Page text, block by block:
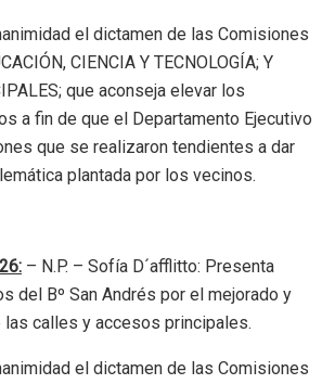
el dictamen de las Comisiones
CIENCIA Y TECNOLOGÍA; Y
que aconseja elevar los
a fin de que el Departamento Ejecutivo
que se realizaron tendientes a dar
plantada por los vecinos.
: – N.P. – Sofía D´afflitto: Presenta
del Bº San Andrés por el mejorado y
las calles y accesos principales.
el dictamen de las Comisiones